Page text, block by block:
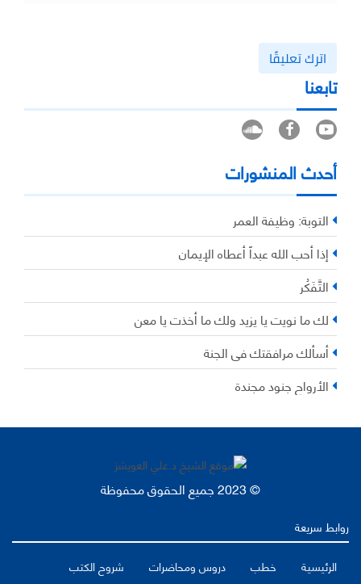
اترك تعليقًا
تابعنا
أحدث المنشورات
التوبة: وظيفة العمر
إذا أحب الله عبداً أعطاه الإيمان
التَّفَكُر
لك ما نويت يا يزيد ولك ما أخذت يا معن
أسألك مرافقتك في الجنة
الأرواح جنود مجندة
© 2023 جميع الحقوق محفوظة
روابط سريعة
الرئيسية
خطب دروس ومحاضرات شروح الكتب